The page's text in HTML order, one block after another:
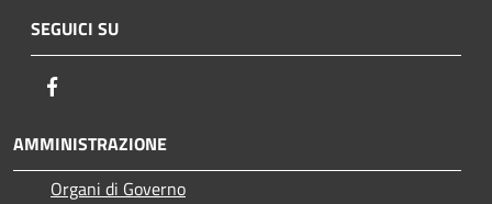
SEGUICI SU
AMMINISTRAZIONE
Organi di Governo